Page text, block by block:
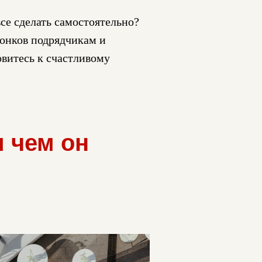
сделать самостоятельно?
подрядчикам и
к счастливому
чем он